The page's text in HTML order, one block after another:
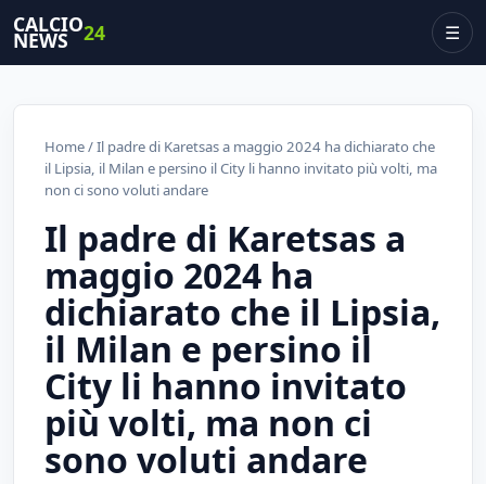
CALCIO
NEWS 24 ☰
Home/ Il padre di Karetsas a maggio 2024 ha dichiarato che
il Lipsia, il Milan e persino il City li hanno invitato più volti, ma
non ci sono voluti andare
Il padre di Karetsas a
maggio 2024 ha
dichiarato che il Lipsia,
il Milan e persino il
City li hanno invitato
più volti, ma non ci
sono voluti andare